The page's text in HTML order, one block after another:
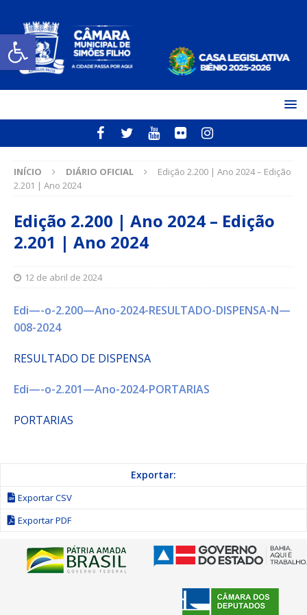
Open toolbar
INÍCIO DIÁRIO OFICIAL
Edição 2.200 | Ano 2024 – Edição
2.201 | Ano 2024
Edição 2.200 | Ano 2024 – Edição
2.201 | Ano 2024
12 de abril de 2024
Edi—-o-2.200—Ano-2024-RESULTADO-DISPENSA-N—
008-2024
RESULTADO DE DISPENSA
Edi—-o-2.201—Ano-2024-PORTARIAS
PORTARIAS
Exportar:
Exportar CSV
Exportar PDF